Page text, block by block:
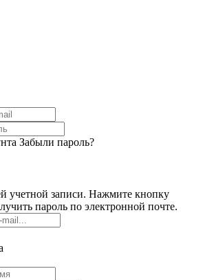
Забыли пароль?
учетной записи. Нажмите кнопку
пароль по электронной почте.